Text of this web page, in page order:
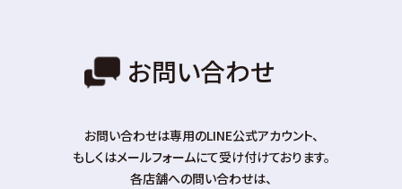
お問い合わせ
お問い合わせは専⽤のLINE公式アカウント、
もしくはメールフォームにて受け付けております。
各店舗への問い合わせは、